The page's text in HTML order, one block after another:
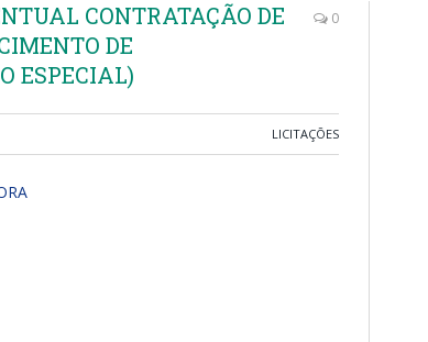
CONTRATAÇÃO DE
DE
ESPECIAL)
0
LICITAÇÕES